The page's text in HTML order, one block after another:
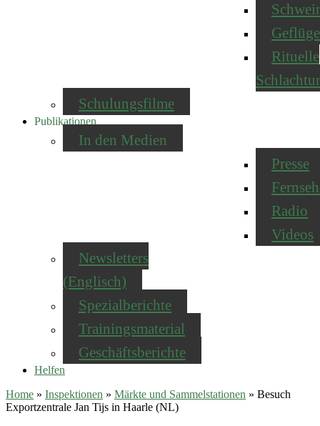
Rituelle
Schulungsfilme
Publikationen
In den Medien
Presse
Radio
Videos
Newsletters
(Englisch)
Spezialberichte
Trainingsmaterial
Geschäftsberichte
Helfen
Home » Inspektionen » Märkte und Sammelstationen » Besuch
Exportzentrale Jan Tijs in Haarle (NL)